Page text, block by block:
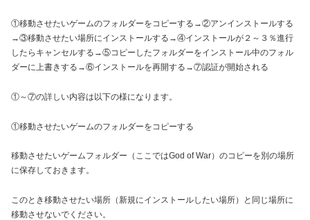
①移動させたいゲームのフォルダーをコピーする→②アンインストールする
→③移動させたい場所にインストールする→④インストールが２～３％進行
したらキャンセルする→⑤コピーしたフォルダーをインストール中のフォル
ダーに上書きする→⑥インストールを再開する→⑦認証が開始される
①～⑦の詳しい内容は以下の様になります。
①移動させたいゲームのフォルダーをコピーする
移動させたいゲームフォルダー（ここではGod of War）のコピーを別の場所
に保存しておきます。
このとき移動させたい場所（新規にインストールしたい場所）と同じ場所に
移動させないでください。